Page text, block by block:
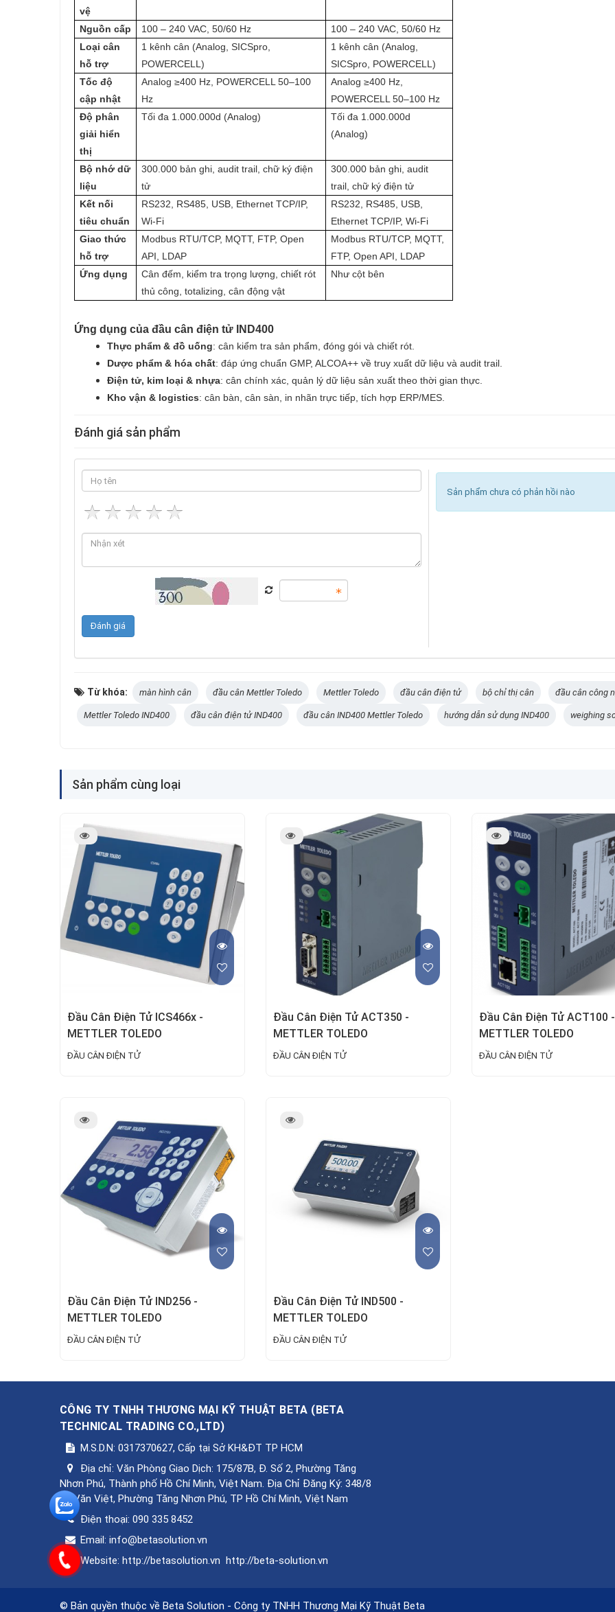
vệ
Nguồn cấp 100 – 240 VAC, 50/60 Hz
100 – 240 VAC, 50/60 Hz
Loại cân
hỗ trợ
1 kênh cân (Analog, SICSpro,
POWERCELL)
1 kênh cân (Analog,
SICSpro, POWERCELL)
Tốc độ
cập nhật
Analog ≥400 Hz, POWERCELL 50–100
Hz
Analog ≥400 Hz,
POWERCELL 50–100 Hz
Độ phân
giải hiển
thị
Tối đa 1.000.000d (Analog)
Tối đa 1.000.000d
(Analog)
Bộ nhớ dữ
liệu
300.000 bản ghi, audit trail, chữ ký điện
tử
300.000 bản ghi, audit
trail, chữ ký điện tử
Kết nối
tiêu chuẩn
RS232, RS485, USB, Ethernet TCP/IP,
Wi-Fi
RS232, RS485, USB,
Ethernet TCP/IP, Wi-Fi
Giao thức
hỗ trợ
Modbus RTU/TCP, MQTT, FTP, Open
API, LDAP
Modbus RTU/TCP, MQTT,
FTP, Open API, LDAP
Ứng dụng
Cân đếm, kiểm tra trọng lượng, chiết rót
thủ công, totalizing, cân động vật
Như cột bên
Ứng dụng của đầu cân điện tử IND400
Thực phẩm & đồ uống: cân kiểm tra sản phẩm, đóng gói và chiết rót.
Dược phẩm & hóa chất: đáp ứng chuẩn GMP, ALCOA++ về truy xuất dữ liệu và audit trail.
Điện tử, kim loại & nhựa: cân chính xác, quản lý dữ liệu sản xuất theo thời gian thực.
Kho vận & logistics: cân bàn, cân sàn, in nhãn trực tiếp, tích hợp ERP/MES.
Đánh giá sản phẩm
Sản phẩm chưa có phản hồi nào
Từ khóa: màn hình cân đầu cân Mettler Toledo Mettler Toledo đầu cân điện tử bộ chỉ thị cân đầu cân công
Mettler Toledo IND400 đầu cân điện tử IND400 đầu cân IND400 Mettler Toledo hướng dẫn sử dụng IND400 weighing
Sản phẩm cùng loại
Đầu Cân Điện Tử ICS466x -
METTLER TOLEDO
ĐẦU CÂN ĐIỆN TỬ
Đầu Cân Điện Tử ACT350 -
METTLER TOLEDO
ĐẦU CÂN ĐIỆN TỬ
Đầu Cân Điện Tử ACT100 -
METTLER TOLEDO
ĐẦU CÂN ĐIỆN TỬ
Đầu Cân Điện Tử IND256 -
METTLER TOLEDO
ĐẦU CÂN ĐIỆN TỬ
Đầu Cân Điện Tử IND500 -
METTLER TOLEDO
ĐẦU CÂN ĐIỆN TỬ
CÔNG TY TNHH THƯƠNG MẠI KỸ THUẬT BETA (BETA
TECHNICAL TRADING CO.,LTD)
M.S.D.N: 0317370627, Cấp tại Sở KH&ĐT TP HCM
Địa chỉ: Văn Phòng Giao Dịch: 175/87B, Đ. Số 2, Phường Tăng
Nhơn Phú, Thành phố Hồ Chí Minh, Việt Nam. Địa Chỉ Đăng Ký: 348/8
Lê Văn Việt, Phường Tăng Nhơn Phú, TP Hồ Chí Minh, Việt Nam
Điện thoại: 090 335 8452
Email: info@betasolution.vn
Website: http://betasolution.vn http://beta-solution.vn
© Bản quyền thuộc về Beta Solution - Công ty TNHH Thương Mại Kỹ Thuật Beta